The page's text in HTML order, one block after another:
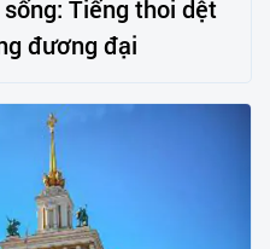
Tiếng thoi dệt
đương đại